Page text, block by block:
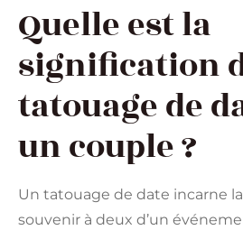
Quelle est la
signification
tatouage de
un couple ?
Un tatouage de date incarne
souvenir à deux d’un